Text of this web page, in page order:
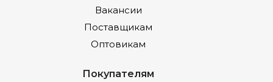
Вакансии
Поставщикам
Оптовикам
Покупателям